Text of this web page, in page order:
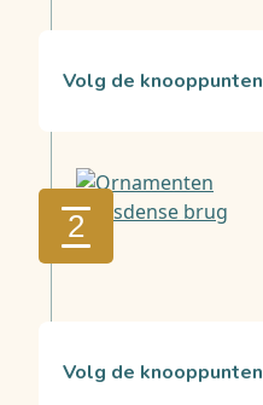
Volg de knooppunten
2
Volg de knooppunten